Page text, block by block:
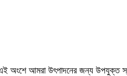
এই অংশে আমরা উৎপাদনের জন্য উপযুক্ত